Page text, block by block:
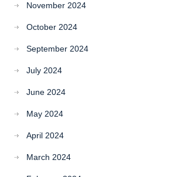
November 2024
October 2024
September 2024
July 2024
June 2024
May 2024
April 2024
March 2024